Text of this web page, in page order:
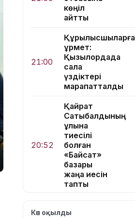
көңіл
айтты
21:00
Құрылысшыларға
құрмет:
Қызылордада
сала
үздіктері
марапатталды
20:52
Қайрат
Сатыбалдының
ұлына
тиесілі
болған
«Байсат»
базары
жаңа иесін
тапты
Z белгісі
Көп оқылды